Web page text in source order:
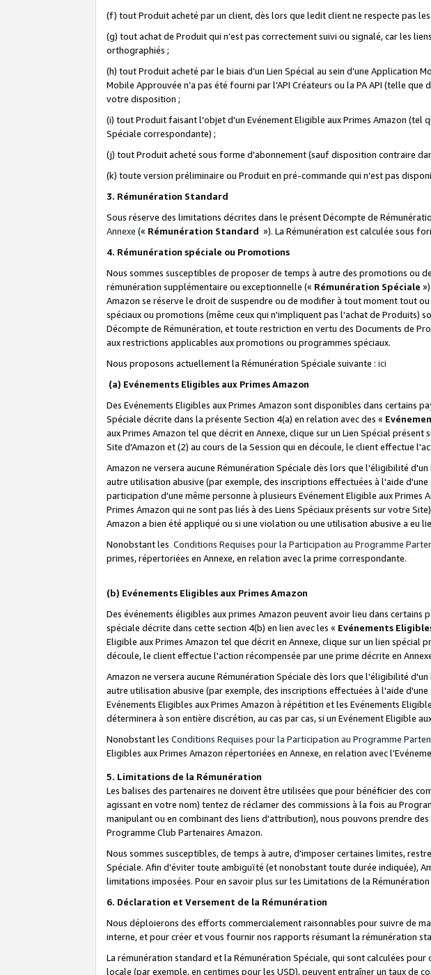
(f) tout Produit acheté par un client, dès lors que ledit client ne respecte pas
(g) tout achat de Produit qui n’est pas correctement suivi ou signalé, car les
orthographiés ;
(h) tout Produit acheté par le biais d’un Lien Spécial au sein d’une
Mobile Approuvée n’a pas été fourni par l’API Créateurs ou la PA API (telle
votre disposition ;
(i) tout Produit faisant l'objet d'un Evénement Eligible aux Primes Amazon (tel
Spéciale correspondante) ;
(j) tout Produit acheté sous forme d'abonnement (sauf disposition contraire
(k) toute version préliminaire ou Produit en pré-commande qui n’est pas
3. Rémunération Standard
Sous réserve des limitations décrites dans le présent Décompte de
Annexe (« Rémunération Standard »). La Rémunération est calculée sous
4. Rémunération spéciale ou Promotions
Nous sommes susceptibles de proposer de temps à autre des promotions ou
rémunération supplémentaire ou exceptionnelle (« Rémunération Spéciale
Amazon se réserve le droit de suspendre ou de modifier à tout moment tout
spéciaux ou promotions (même ceux qui n'impliquent pas l'achat de Produits)
Décompte de Rémunération, et toute restriction en vertu des Documents de
aux restrictions applicables aux promotions ou programmes spéciaux.
Nous proposons actuellement la Rémunération Spéciale suivante : ici
(a) Evénements Eligibles aux Primes Amazon
Des Evénements Eligibles aux Primes Amazon sont disponibles dans certains
Spéciale décrite dans la présente Section 4(a) en relation avec des «
aux Primes Amazon tel que décrit en Annexe, clique sur un Lien Spécial
Site d'Amazon et (2) au cours de la Session qui en découle, le client effectue
Amazon ne versera aucune Rémunération Spéciale dès lors que l'éligibilité
autre utilisation abusive (par exemple, des inscriptions effectuées à l'aide
participation d'une même personne à plusieurs Evénement Eligible aux Primes
Primes Amazon qui ne sont pas liés à des Liens Spéciaux présents sur votre
Amazon a bien été appliqué ou si une violation ou une utilisation abusive a eu
Nonobstant les Conditions Requises pour la Participation au Programme
primes, répertoriées en Annexe, en relation avec la prime correspondante.
(b) Evénements Eligibles aux Primes Amazon
Des événements éligibles aux primes Amazon peuvent avoir lieu dans certains
spéciale décrite dans cette section 4(b) en lien avec les « Evénements
Eligible aux Primes Amazon tel que décrit en Annexe, clique sur un lien
découle, le client effectue l'action récompensée par une prime décrite en
Amazon ne versera aucune Rémunération Spéciale dès lors que l'éligibilité
autre utilisation abusive (par exemple, des inscriptions effectuées à l'aide
Evénements Eligibles aux Primes Amazon à répétition et les Evénements
déterminera à son entière discrétion, au cas par cas, si un Evénement Eligible
Nonobstant les Conditions Requises pour la Participation au Programme
Eligibles aux Primes Amazon répertoriées en Annexe, en relation avec
5. Limitations de la Rémunération
Les balises des partenaires ne doivent être utilisées que pour bénéficier des
agissant en votre nom) tentez de réclamer des commissions à la fois au
manipulant ou en combinant des liens d'attribution), nous pouvons prendre
Programme Club Partenaires Amazon.
Nous sommes susceptibles, de temps à autre, d'imposer certaines limites,
Spéciale. Afin d'éviter toute ambiguïté (et nonobstant toute durée indiquée),
limitations imposées. Pour en savoir plus sur les Limitations de la
6. Déclaration et Versement de la Rémunération
Nous déploierons des efforts commercialement raisonnables pour suivre de
interne, et pour créer et vous fournir nos rapports résumant la rémunération
La rémunération standard et la Rémunération Spéciale, qui sont calculées
locale (par exemple, en centimes pour les USD), peuvent entraîner un taux